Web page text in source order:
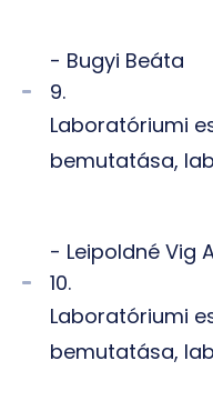
- Bugyi Beáta
9.
Laboratóriumi
bemutatása,
- Leipoldné Vig
10.
Laboratóriumi
bemutatása,